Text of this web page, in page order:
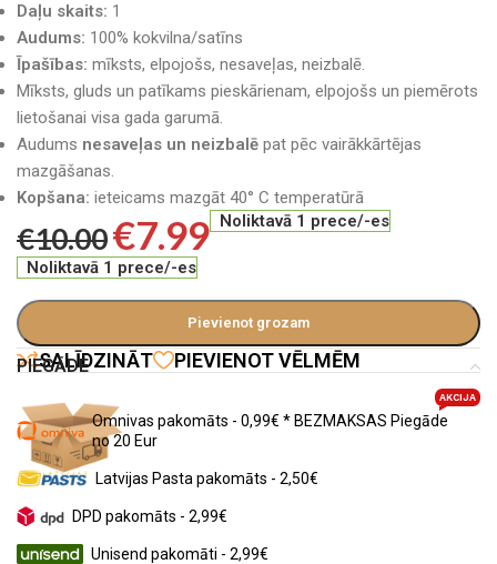
Daļu skaits: 1
Audums: 100% kokvilna/satīns
Īpašības: mīksts, elpojošs, nesaveļas, neizbalē.
Mīksts, gluds un patīkams pieskārienam, elpojošs un piemērots
lietošanai visa gada garumā.
Audums nesaveļas un neizbalē pat pēc vairākkārtējas
mazgāšanas.
Kopšana: ieteicams mazgāt 40° C temperatūrā
€10.00€7.99 Noliktavā 1 prece/-es
Noliktavā 1 prece/-es
Pievienot grozam
SALĪDZINĀT PIEVIENOT VĒLMĒM
PIEGĀDE
Omnivas pakomāts - 0,99€ * BEZMAKSAS Piegāde
no 20 Eur
AKCIJA
Latvijas Pasta pakomāts - 2,50€
DPD pakomāts - 2,99€
Unisend pakomāti - 2,99€